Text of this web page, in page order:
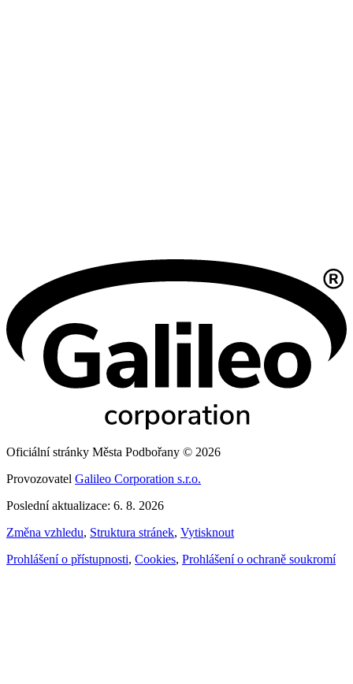
Oficiální stránky Města Podbořany © 2026
Provozovatel Galileo Corporation s.r.o.
Poslední aktualizace: 6. 8. 2026
Změna vzhledu, Struktura stránek, Vytisknout
Prohlášení o přístupnosti, Cookies, Prohlášení o ochraně soukromí